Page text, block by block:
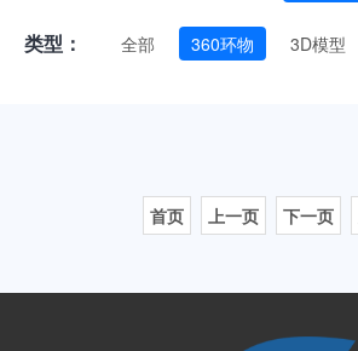
纺织服装
建材家具 自然
类型： 全部 360环物
3D模型
首页 上一页 下一页